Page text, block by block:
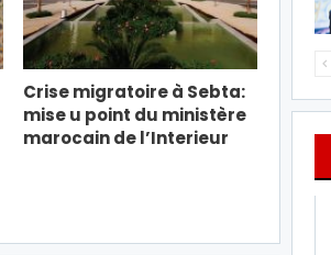
Crise migratoire à Sebta:
mise u point du ministère
marocain de l’Interieur